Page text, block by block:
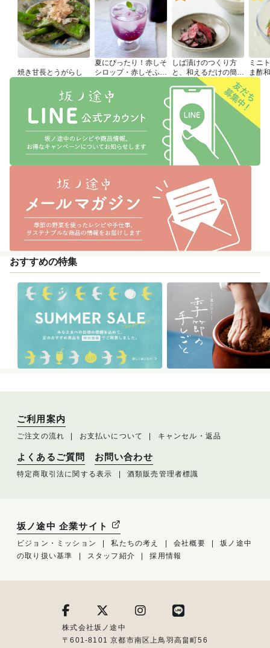
焼き甘長とうがらし
夏にぴったり！赤しそ
シロップ・赤しそふり
しば漬けのつくり方
と、和えるだけの簡単
アレンジレシピ
ミニ
ま酢
おすすめの特集
ご利用案内
ご注文の流れ お支払いについて キャンセル・返品
よくあるご質問 お問い合わせ
特定商取引法に関する表示 酒類販売管理者標識
坂ノ途中 企業サイト
ビジョン・ミッション 私たちの考え 会社概要
坂ノ途中
の取り扱い基準
スタッフ紹介 採用情報
株式会社坂ノ途中
〒601-8101 京都市南区上鳥羽高畠町56